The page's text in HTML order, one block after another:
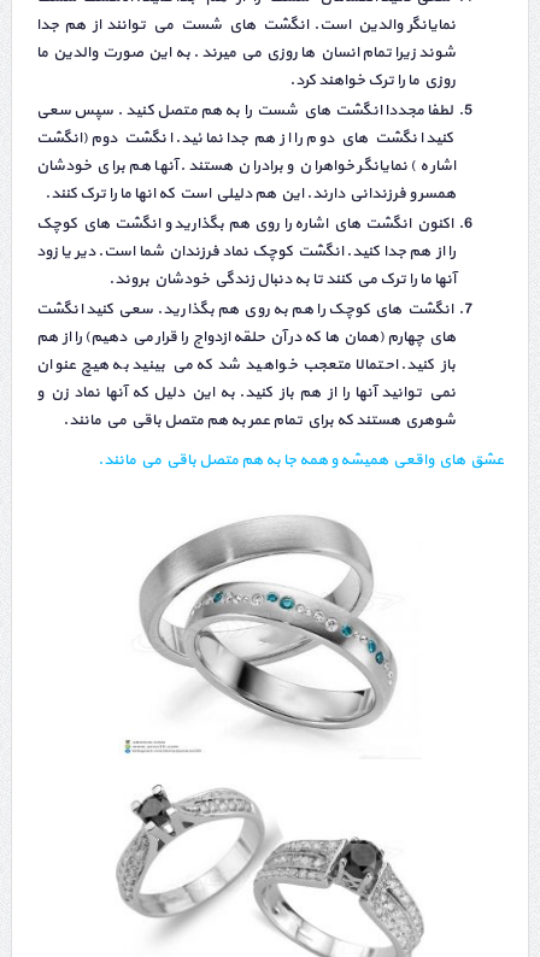
نمايانگر والدين است. انگشت هاي شست مي توانند از هم جدا
شوند زيرا تمام انسان ها روزي مي ميرند . به اين صورت والدين ما
روزي ما را ترک خواهند کرد.
لطفا مجددا انگشت هاي شست را به هم متصل کنید . سپس سعي
کنيد انگشت هاي دوم را از هم جدا نمائيد. انگشت دوم (انگشت
اشاره ) نمايانگر خواهران و برادران هستند. آنها هم براي خودشان
همسر و فرزنداني دارند. اين هم دليلي است که انها ما را ترک کنند.
اکنون انگشت هاي اشاره را روي هم بگذاريد و انگشت هاي کوچک
را از هم جدا کنيد. انگشت کوچک نماد فرزندان شما است. دير يا زود
آنها ما را ترک مي کنند تا به دنبال زندگي خودشان بروند.
انگشت هاي کوچک را هم به روي هم بگذاريد. سعي کنيد انگشت
هاي چهارم (همان ها که در آن حلقه ازدواج را قرار مي دهيم) را از هم
باز کنيد. احتمالا متعجب خواهيد شد که مي بينيد به هيچ عنوان
نمي توانيد آنها را از هم باز کنيد. به اين دليل که آنها نماد زن و
شوهري هستند که براي تمام عمر به هم متصل باقي مي مانند.
عشق هاي واقعي هميشه و همه جا به هم متصل باقي مي مانند.